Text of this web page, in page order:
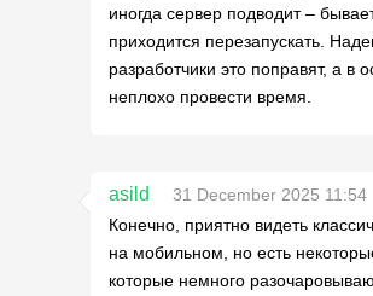
иногда сервер подводит –
приходится перезапускать.
разработчики это поправят, а в
неплохо провести время.
asild
31 December 2025 11:54
Конечно, приятно видеть
на мобильном, но есть
которые немного